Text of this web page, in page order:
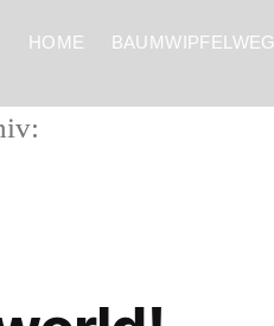
HOME BAUMWIPFELWEG